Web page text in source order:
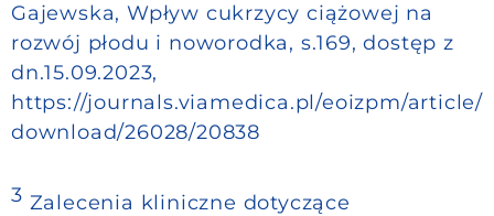
Gajewska, Wpływ cukrzycy ciążowej na
rozwój płodu i noworodka, s.169, dostęp z
dn.15.09.2023,
https://journals.viamedica.pl/eoizpm/article/
download/26028/20838
3 Zalecenia kliniczne dotyczące